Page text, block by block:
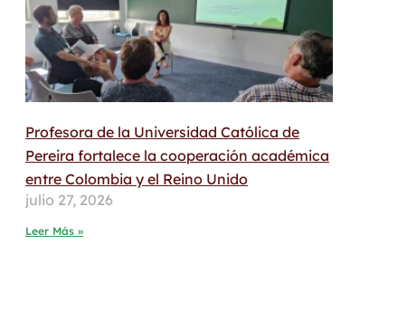
Profesora de la Universidad Católica de
Pereira fortalece la cooperación académica
entre Colombia y el Reino Unido
julio 27, 2026
Leer Más »